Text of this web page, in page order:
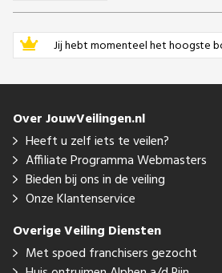
Jij hebt momenteel het hoogste
Over JouwVeilingen.nl
Heeft u zelf iets te veilen?
Affiliate Programma Webmasters
Bieden bij ons in de veiling
Onze Klantenservice
Overige Veiling Diensten
Met spoed franchisers gezocht